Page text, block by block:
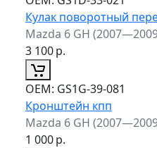
Кулак поворотный
Mazda 6 GH
3 100р.
ОЕМ: GS1G-39-081
Кронштейн кпп
Mazda 6 GH
1 000р.